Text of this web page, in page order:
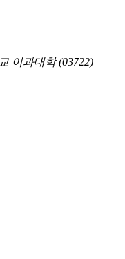
이과대학 (03722)